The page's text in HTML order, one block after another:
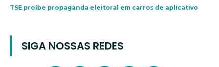
TSE proíbe propaganda eleitoral em carros de aplicativo
SIGA NOSSAS REDES